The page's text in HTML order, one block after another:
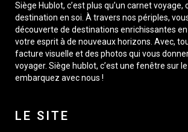
Siège Hublot, c’est plus qu’un carnet voyage,
destination en soi. À travers nos périples,
découverte de destinations enrichissantes en
votre esprit à de nouveaux horizons. Avec,
facture visuelle et des photos qui vous
voyager. Siège hublot, c’est une fenêtre sur
embarquez avec nous !
LE SITE